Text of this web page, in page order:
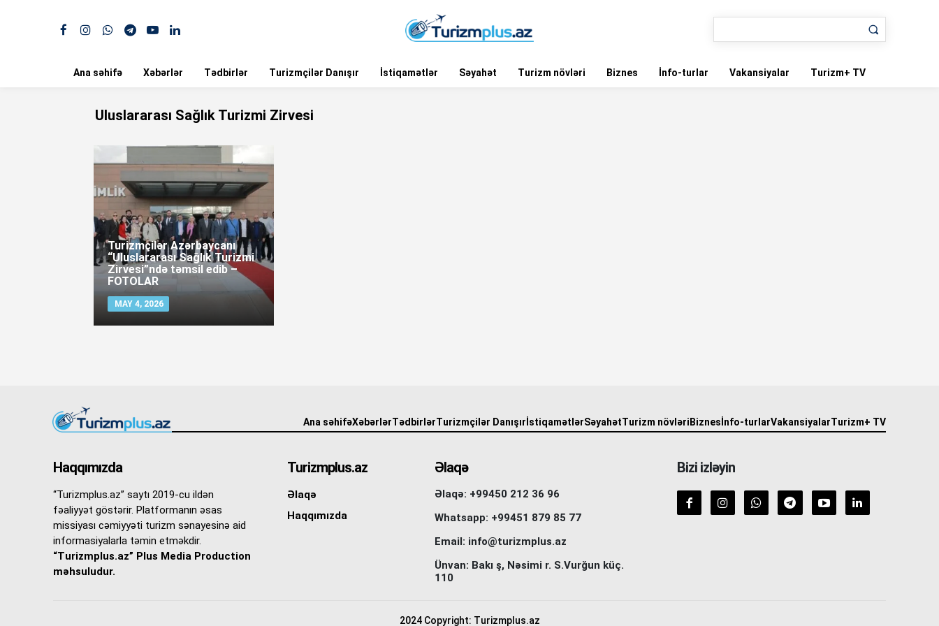
Ana səhifə Xəbərlər Tədbirlər Turizmçilər Danışır İstiqamətlər Səyahət Turizm növləri Biznes İnfo-turlar Vakansiyalar Turizm+ TV
Uluslararası Sağlık Turizmi Zirvesi
Turizmçilər Azərbaycanı
“Uluslararası Sağlık Turizmi
Zirvesi”ndə təmsil edib –
FOTOLAR
MAY 4, 2026
Ana səhifəXəbərlərTədbirlərTurizmçilər Danışır İstiqamətlərSəyahətTurizm növləri Biznes İnfo-turlarVakansiyalarTurizm+ TV
Haqqımızda
“Turizmplus.az” saytı 2019-cu ildən
fəaliyyət göstərir. Platformanın əsas
missiyası cəmiyyəti turizm sənayesinə aid
informasiyalarla təmin etməkdir.
“Turizmplus.az” Plus Media Production
məhsuludur.
Turizmplus.az
Əlaqə
Haqqımızda
Əlaqə
Əlaqə: +99450 212 36 96
Whatsapp: +99451 879 85 77
Email: info@turizmplus.az
Ünvan: Bakı ş, Nəsimi r. S.Vurğun küç.
110
Bizi izləyin
2024 Copyright: Turizmplus.az